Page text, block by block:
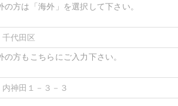
方は「海外」を選択して下さい。
方もこちらにご入力下さい。